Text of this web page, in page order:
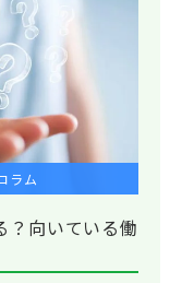
ラム
？向いている働